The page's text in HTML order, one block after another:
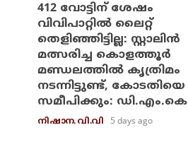
412 വോട്ടിന് ശേഷം
വിവിപാറ്റില്‍ ലൈറ്റ്
തെളിഞ്ഞിട്ടില്ല: സ്റ്റാലിന്‍
മത്സരിച്ച കൊളത്തൂര്‍
മണ്ഡലത്തില്‍ കൃത്രിമം
നടന്നിട്ടുണ്ട്, കോടതിയെ
സമീപിക്കും: ഡി.എം.കെ
നിഷാന. വി.വി 5 days ago